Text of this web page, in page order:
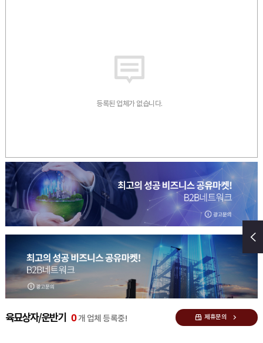
등록된 업체가 없습니다.
육묘상자/운반기 0개 업체 등록중! 제휴문의